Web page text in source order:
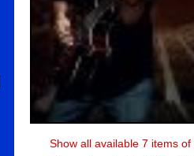
Show all available 7 items